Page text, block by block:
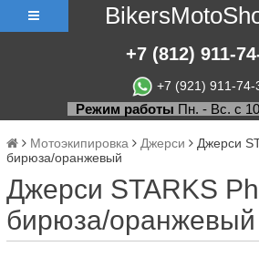
+7 (812) 911-
+7 (921) 911-74-
Режим работы Пн. - Вс. с
Мотоэкипировка Джерси
Джерси
бирюза/оранжевый
Джерси STARKS
бирюза/оранжевый